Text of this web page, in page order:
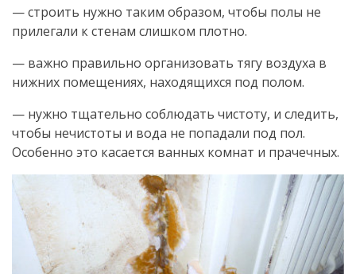
— строить нужно таким образом, чтобы полы не
прилегали к стенам слишком плотно.
— важно правильно организовать тягу воздуха в
нижних помещениях, находящихся под полом.
— нужно тщательно соблюдать чистоту, и следить,
чтобы нечистоты и вода не попадали под пол.
Особенно это касается ванных комнат и прачечных.